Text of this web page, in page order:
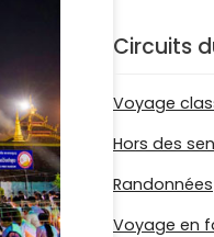
Circuits
Voyage
Hors des
Randonnées
Voyage en